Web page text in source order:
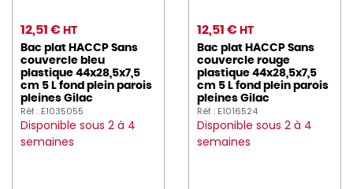
12,51 € HT
Bac plat HACCP Sans
couvercle bleu
plastique 44x28,5x7,5
cm 5 L fond plein parois
pleines Gilac
Réf : E1035055
Disponible sous 2 à 4
semaines
12,51 € HT
Bac plat HACCP Sans
couvercle rouge
plastique 44x28,5x7,5
cm 5 L fond plein parois
pleines Gilac
Réf : E1016524
Disponible sous 2 à 4
semaines